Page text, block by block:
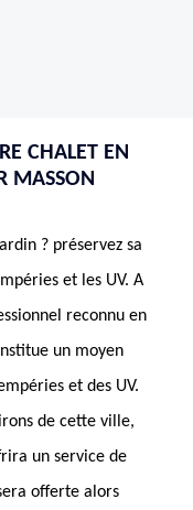
CHALET EN
MASSON
? préservez sa
et les UV. A
reconnu en
un moyen
et des UV.
de cette ville,
un service de
offerte alors